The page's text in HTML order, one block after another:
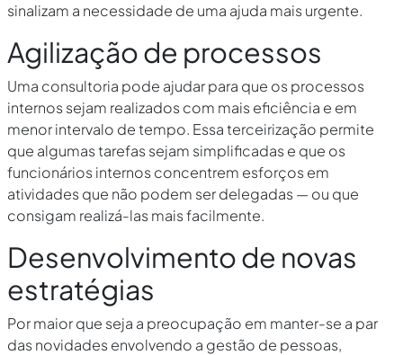
sinalizam a necessidade de uma ajuda mais urgente.
Agilização de processos
Uma consultoria pode ajudar para que os processos
internos sejam realizados com mais eficiência e em
menor intervalo de tempo. Essa terceirização permite
que algumas tarefas sejam simplificadas e que os
funcionários internos concentrem esforços em
atividades que não podem ser delegadas — ou que
consigam realizá-las mais facilmente.
Desenvolvimento de novas
estratégias
Por maior que seja a preocupação em manter-se a par
das novidades envolvendo a gestão de pessoas,